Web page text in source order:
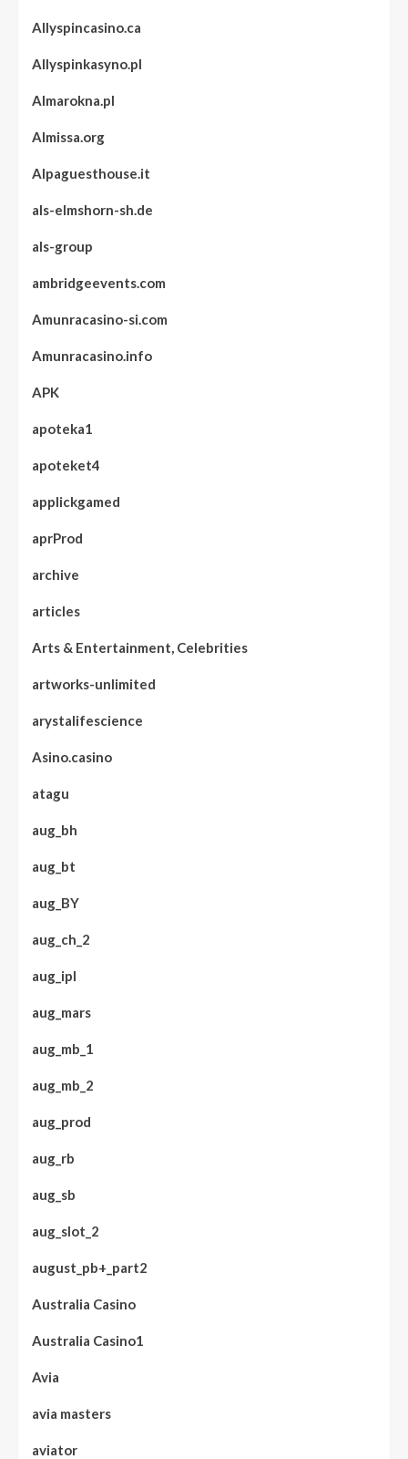
Allyspincasino.ca
Allyspinkasyno.pl
Almarokna.pl
Almissa.org
Alpaguesthouse.it
als-elmshorn-sh.de
als-group
ambridgeevents.com
Amunracasino-si.com
Amunracasino.info
APK
apoteka1
apoteket4
applickgamed
aprProd
archive
articles
Arts & Entertainment, Celebrities
artworks-unlimited
arystalifescience
Asino.casino
atagu
aug_bh
aug_bt
aug_BY
aug_ch_2
aug_ipl
aug_mars
aug_mb_1
aug_mb_2
aug_prod
aug_rb
aug_sb
aug_slot_2
august_pb+_part2
Australia Casino
Australia Casino1
Avia
avia masters
aviator